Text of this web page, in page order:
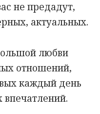
не предадут,
актуальных.
любви
отношений,
каждый день